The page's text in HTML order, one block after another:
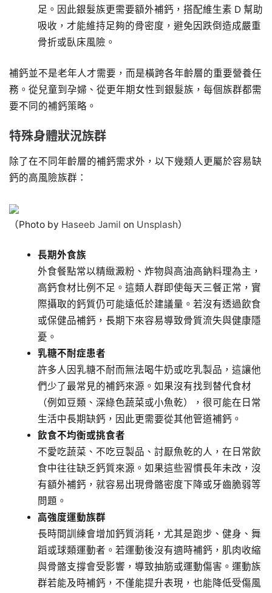
足。因此銀髮族更需要額外補鈣，搭配維生素 D 幫助
吸收，才能維持足夠的骨密度，避免因跌倒造成嚴重
骨折或臥床風險。
補鈣並不是老年人才需要，而是橫跨各年齡層的重要營養任
務。從兒童到孕婦、從更年期女性到銀髮族，每個族群都需
要不同的補鈣策略。
特殊身體狀況族群
除了在不同年齡層的補鈣需求外，以下幾類人更屬於容易缺
鈣的高風險族群：
（Photo by Haseeb Jamil on Unsplash）
長期外食族
外食餐點常以精緻澱粉、炸物與高油高鈉料理為主，
高鈣食材比例不足。這類人群即使每天三餐正常，實
際攝取的鈣質仍可能遠低於建議量。若沒有透過飲食
或保健品補鈣，長期下來容易導致骨質流失與健康隱
憂。
乳糖不耐症患者
許多人因乳糖不耐而無法喝牛奶或吃乳製品，這讓他
們少了最常見的補鈣來源。如果沒有找到替代食材
（例如豆類、深綠色蔬菜或小魚乾），很可能在日常
生活中長期缺鈣，因此更需要從其他管道補鈣。
飲食不均衡或挑食者
不愛吃蔬菜、不吃豆製品、討厭魚乾的人，在日常飲
食中往往缺乏鈣質來源。如果這些習慣長年未改，沒
有額外補鈣，就容易出現骨骼密度下降或牙齒脆弱等
問題。
高強度運動族群
長時間訓練會增加鈣質消耗，尤其是跑步、健身、舞
蹈或球類運動者。若運動後沒有適時補鈣，肌肉收縮
與骨骼支撐會受影響，導致抽筋或運動傷害。運動族
群若能及時補鈣，不僅能提升表現，也能降低受傷風